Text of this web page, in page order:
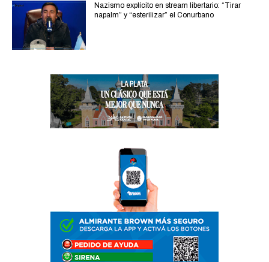
Nazismo explícito en stream libertario: “Tirar
napalm” y “esterilizar” el Conurbano